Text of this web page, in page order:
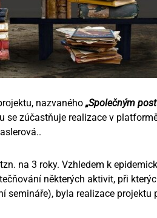
nazvaného „Společným
se zúčastňuje realizace v
na 3 roky. Vzhledem k
některých aktivit, při
byla realizace projektu